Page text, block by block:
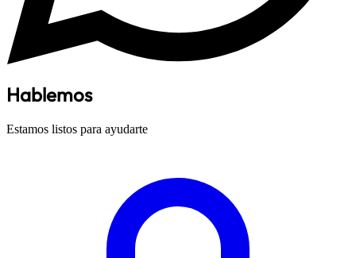
Hablemos
Estamos listos para ayudarte